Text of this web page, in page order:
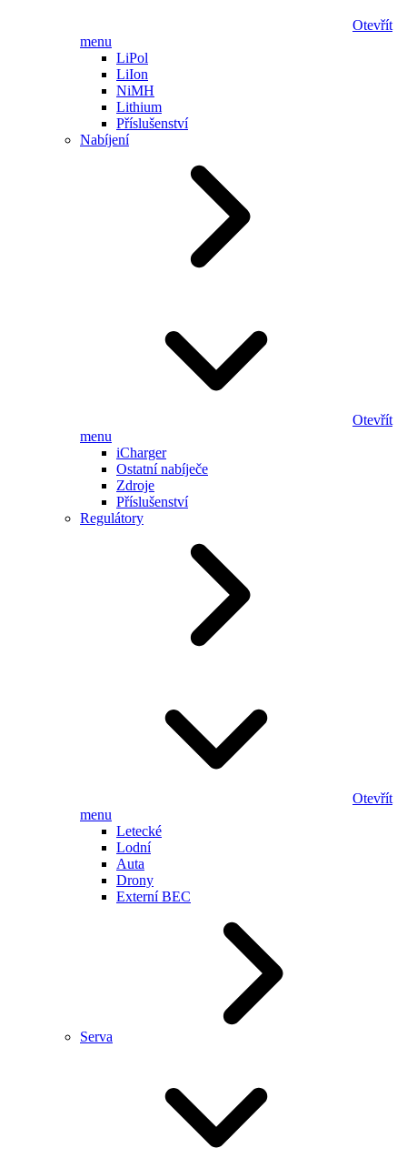
Otevřít
menu
LiPol
LiIon
NiMH
Lithium
Příslušenství
Nabíjení
Otevřít
menu
iCharger
Ostatní nabíječe
Zdroje
Příslušenství
Regulátory
Otevřít
menu
Letecké
Lodní
Auta
Drony
Externí BEC
Serva